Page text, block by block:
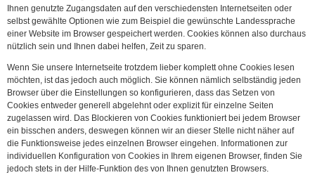
Ihnen genutzte Zugangsdaten auf den verschiedensten Internetseiten oder
selbst gewählte Optionen wie zum Beispiel die gewünschte Landessprache
einer Website im Browser gespeichert werden. Cookies können also durchaus
nützlich sein und Ihnen dabei helfen, Zeit zu sparen.
Wenn Sie unsere Internetseite trotzdem lieber komplett ohne Cookies lesen
möchten, ist das jedoch auch möglich. Sie können nämlich selbständig jeden
Browser über die Einstellungen so konfigurieren, dass das Setzen von
Cookies entweder generell abgelehnt oder explizit für einzelne Seiten
zugelassen wird. Das Blockieren von Cookies funktioniert bei jedem Browser
ein bisschen anders, deswegen können wir an dieser Stelle nicht näher auf
die Funktionsweise jedes einzelnen Browser eingehen. Informationen zur
individuellen Konfiguration von Cookies in Ihrem eigenen Browser, finden Sie
jedoch stets in der Hilfe-Funktion des von Ihnen genutzten Browsers.